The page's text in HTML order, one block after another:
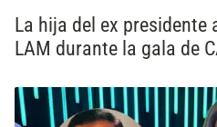
La hija del ex presidente
LAM durante la gala de